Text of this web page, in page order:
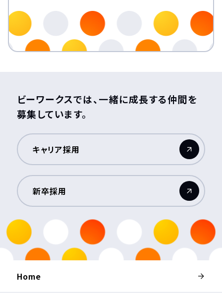
ビーワークスでは、一緒に成長する仲間を
募集しています。
キャリア採用
（新しいウィンドウが開きます）
新卒採用
（新しいウィンドウが開きます）
Home